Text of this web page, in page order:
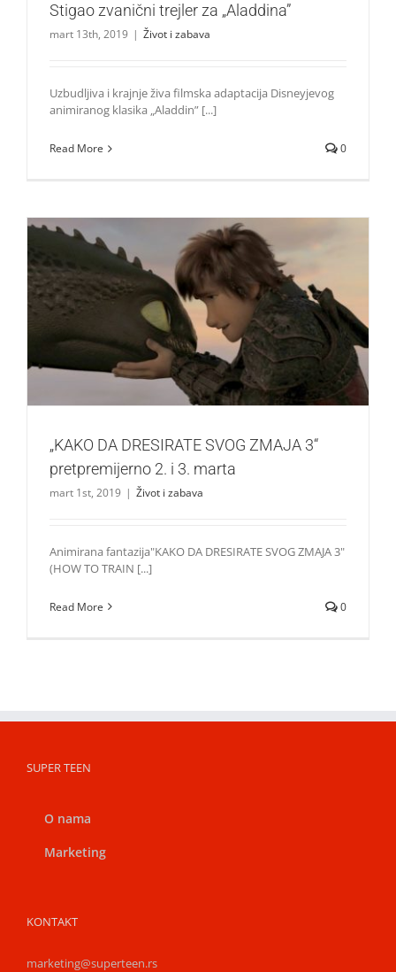
Stigao zvanični trejler za „Aladdina”
mart 13th, 2019 | Život i zabava
Uzbudljiva i krajnje živa filmska adaptacija Disneyjevog
animiranog klasika „Aladdin” [...]
Read More 0
„KAKO DA DRESIRATE SVOG ZMAJA 3“ pretpremijerno 2. i
3. marta
Život i zabava
„KAKO DA DRESIRATE SVOG ZMAJA 3“
pretpremijerno 2. i 3. marta
mart 1st, 2019 | Život i zabava
Animirana fantazija"KAKO DA DRESIRATE SVOG ZMAJA 3"
(HOW TO TRAIN [...]
Read More 0
SUPER TEEN
O nama
Marketing
KONTAKT
marketing@superteen.rs